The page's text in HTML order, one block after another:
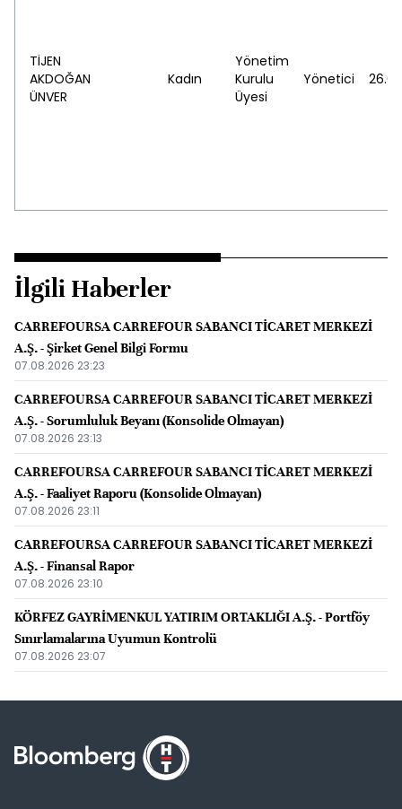
TİJEN
AKDOĞAN
ÜNVER
Kadın
Yönetim
Kurulu
Üyesi
Yönetici
İlgili Haberler
CARREFOURSA CARREFOUR SABANCI TİCARET MERKEZİ
A.Ş. - Şirket Genel Bilgi Formu
07.08.2026 23:23
CARREFOURSA CARREFOUR SABANCI TİCARET MERKEZİ
A.Ş. - Sorumluluk Beyanı (Konsolide Olmayan)
07.08.2026 23:13
CARREFOURSA CARREFOUR SABANCI TİCARET MERKEZİ
A.Ş. - Faaliyet Raporu (Konsolide Olmayan)
07.08.2026 23:11
CARREFOURSA CARREFOUR SABANCI TİCARET MERKEZİ
A.Ş. - Finansal Rapor
07.08.2026 23:10
KÖRFEZ GAYRİMENKUL YATIRIM ORTAKLIĞI A.Ş. - Portföy
Sınırlamalarına Uyumun Kontrolü
07.08.2026 23:07